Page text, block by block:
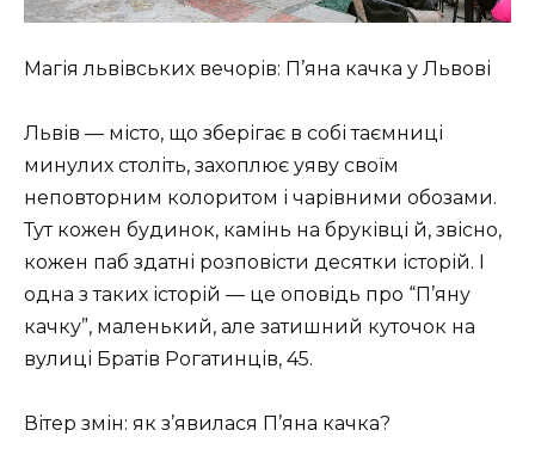
Магія львівських вечорів: П’яна качка у Львові
Львів — місто, що зберігає в собі таємниці
минулих століть, захоплює уяву своїм
неповторним колоритом і чарівними обозами.
Тут кожен будинок, камінь на бруківці й, звісно,
кожен паб здатні розповісти десятки історій. І
одна з таких історій — це оповідь про “П’яну
качку”, маленький, але затишний куточок на
вулиці Братів Рогатинців, 45.
Вітер змін: як з’явилася П’яна качка?